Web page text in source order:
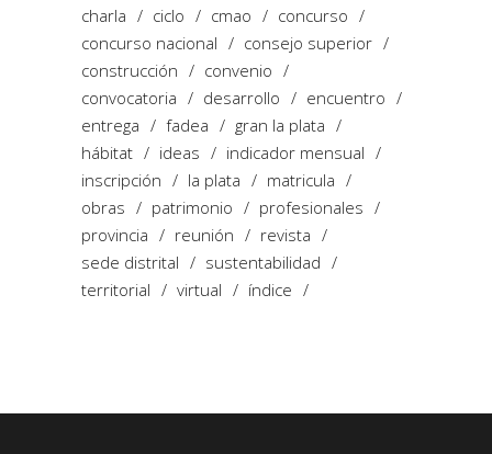
charla
ciclo cmao
concurso
concurso nacional
consejo superior
construcción
convenio
convocatoria
desarrollo
encuentro
entrega
fadea
gran la plata
hábitat
ideas
indicador mensual
inscripción
la plata
matricula
obras
patrimonio
profesionales
provincia
reunión
revista
sede distrital
sustentabilidad
territorial
virtual índice